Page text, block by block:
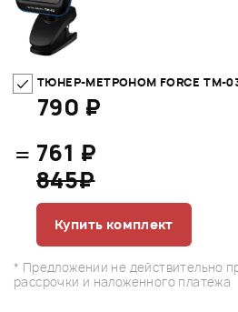
ТЮНЕР-МЕТРОНОМ FORCE TM-
790 ₽
= 761 ₽
845₽
Купить комплект
* Предложении не действительно
рассрочки и наложенного платежа